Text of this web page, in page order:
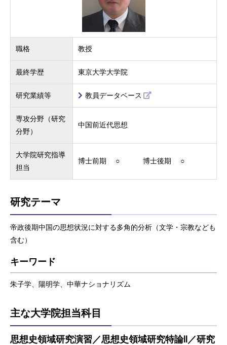
職格 教授
最終学歴 東京大学大学院
研究業績等 教員データベース
専攻分野（研究
分野）
中国前近代思想
大学院研究指導
担当
博士前期 ○ 博士後期 ○
研究テーマ
帝政後期中国の思想状況に対する多角的分析（文学・宗教なども
含む）
キーワード
朱子学、陽明学、中華ナショナリズム
主な大学院担当科目
思想史領域研究演習／思想史領域研究特論Ⅱ／研究